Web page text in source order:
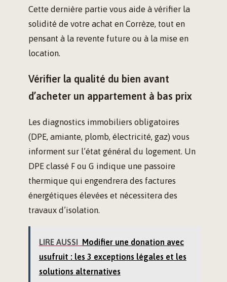
Cette dernière partie vous aide à vérifier la
solidité de votre achat en Corrèze, tout en
pensant à la revente future ou à la mise en
location.
Vérifier la qualité du bien avant
d’acheter un appartement à bas prix
Les diagnostics immobiliers obligatoires
(DPE, amiante, plomb, électricité, gaz) vous
informent sur l’état général du logement. Un
DPE classé F ou G indique une passoire
thermique qui engendrera des factures
énergétiques élevées et nécessitera des
travaux d’isolation.
LIRE AUSSI Modifier une donation avec
usufruit : les 3 exceptions légales et les
solutions alternatives